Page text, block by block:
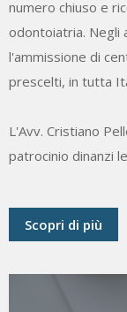
numero chiuso e
odontoiatria. Negli
l'ammissione di
prescelti, in tutta
L'Avv. Cristiano
patrocinio dinanzi
Scopri di più